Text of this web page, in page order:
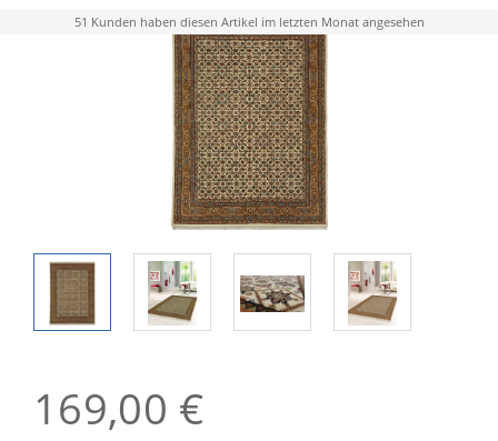
51 Kunden haben diesen Artikel im letzten Monat angesehen
169,00 €